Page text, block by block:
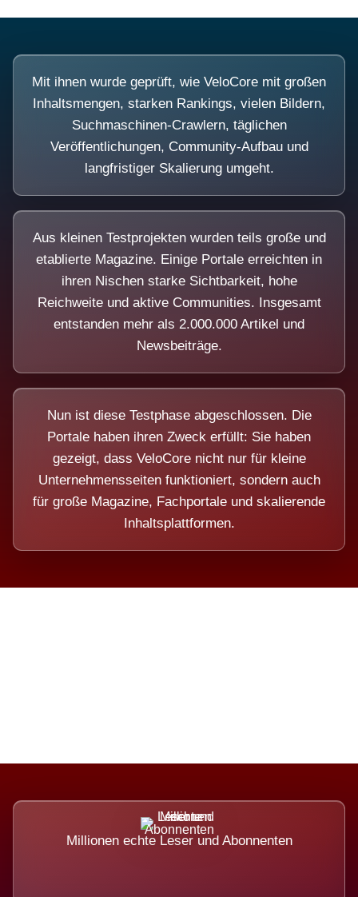
Mit ihnen wurde geprüft, wie VeloCore mit großen
Inhaltsmengen, starken Rankings, vielen Bildern,
Suchmaschinen-Crawlern, täglichen
Veröffentlichungen, Community-Aufbau und
langfristiger Skalierung umgeht.
Aus kleinen Testprojekten wurden teils große und
etablierte Magazine. Einige Portale erreichten in
ihren Nischen starke Sichtbarkeit, hohe
Reichweite und aktive Communities. Insgesamt
entstanden mehr als 2.000.000 Artikel und
Newsbeiträge.
Nun ist diese Testphase abgeschlossen. Die
Portale haben ihren Zweck erfüllt: Sie haben
gezeigt, dass VeloCore nicht nur für kleine
Unternehmensseiten funktioniert, sondern auch
für große Magazine, Fachportale und skalierende
Inhaltsplattformen.
Millionen echte Leser und Abonnenten